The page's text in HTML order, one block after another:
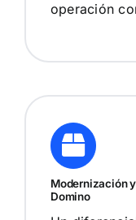
operación
Modernización
Domino